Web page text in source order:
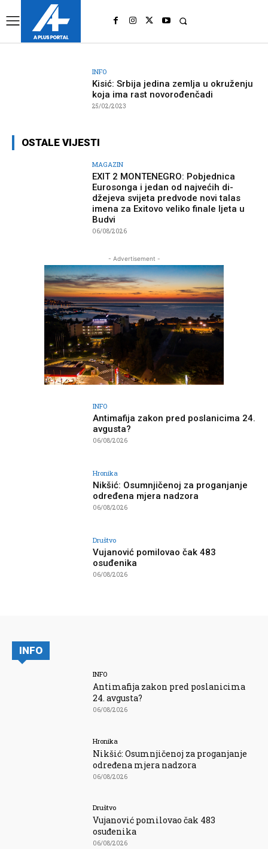
INFO
Kisić: Srbija jedina zemlja u okruženju
koja ima rast novorođenčadi
25/02/2023
OSTALE VIJESTI
MAGAZIN
EXIT 2 MONTENEGRO: Pobjednica
Eurosonga i jedan od najvećih di-
džejeva svijeta predvode novi talas
imena za Exitovo veliko finale ljeta u
Budvi
06/08/2026
- Advertisement -
INFO
Antimafija zakon pred poslanicima 24.
avgusta?
06/08/2026
Hronika
Nikšić: Osumnjičenoj za proganjanje
određena mjera nadzora
06/08/2026
Društvo
Vujanović pomilovao čak 483
osuđenika
06/08/2026
INFO
INFO
Antimafija zakon pred poslanicima
24. avgusta?
06/08/2026
Hronika
Nikšić: Osumnjičenoj za proganjanje
određena mjera nadzora
06/08/2026
Društvo
Vujanović pomilovao čak 483
osuđenika
06/08/2026